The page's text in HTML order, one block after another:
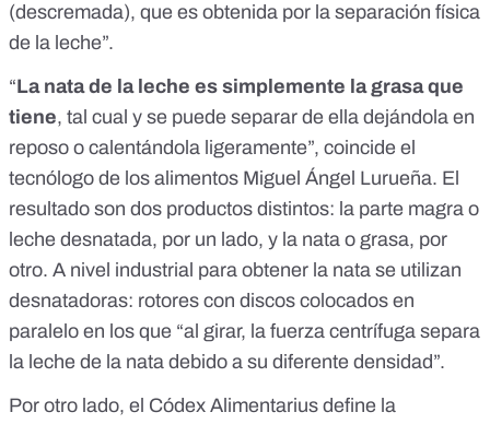
(descremada), que es obtenida por la separación física
de la leche”.
“La nata de la leche es simplemente la grasa que
tiene, tal cual y se puede separar de ella dejándola en
reposo o calentándola ligeramente”, coincide el
tecnólogo de los alimentos Miguel Ángel Lurueña. El
resultado son dos productos distintos: la parte magra o
leche desnatada, por un lado, y la nata o grasa, por
otro. A nivel industrial para obtener la nata se utilizan
desnatadoras: rotores con discos colocados en
paralelo en los que “al girar, la fuerza centrífuga separa
la leche de la nata debido a su diferente densidad”.
Por otro lado, el Códex Alimentarius define la